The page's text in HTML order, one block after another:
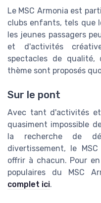
Le MSC Armonia est
clubs enfants, tels que
les jeunes passagers
et d'activités
spectacles de qualité,
thème sont proposés
Sur le pont
Avec tant d'activités
quasiment impossible
la recherche de
divertissement, le
offrir à chacun. Pour
populaires du MSC
complet ici.